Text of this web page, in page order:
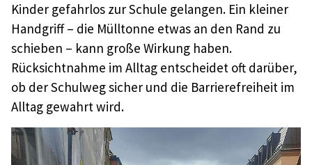
Kinder gefahrlos zur Schule gelangen. Ein kleiner
Handgriff – die Mülltonne etwas an den Rand zu
schieben – kann große Wirkung haben.
Rücksichtnahme im Alltag entscheidet oft darüber,
ob der Schulweg sicher und die Barrierefreiheit im
Alltag gewahrt wird.